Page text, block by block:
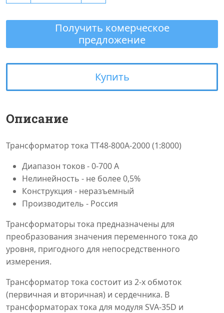
Получить комерческое
предложение
Купить
Описание
Трансформатор тока ТТ48-800А-2000 (1:8000)
Диапазон токов - 0-700 А
Нелинейность - не более 0,5%
Конструкция - неразъемный
Производитель - Россия
Трансформаторы тока предназначены для
преобразования значения переменного тока до
уровня, пригодного для непосредственного
измерения.
Трансформатор тока состоит из 2-х обмоток
(первичная и вторичная) и сердечника. В
трансформаторах тока для модуля SVA-35D и